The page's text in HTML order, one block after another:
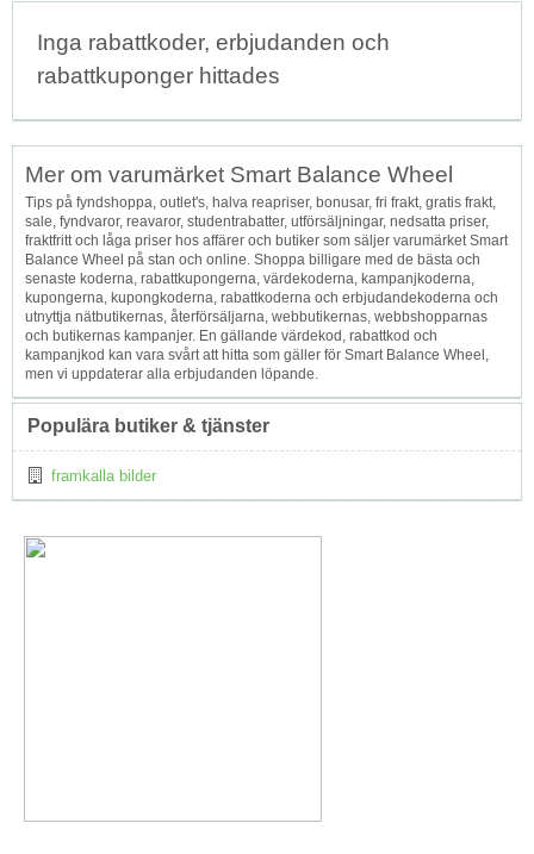
Inga rabattkoder, erbjudanden och
rabattkuponger hittades
Mer om varumärket Smart Balance Wheel
Tips på fyndshoppa, outlet's, halva reapriser, bonusar, fri frakt, gratis frakt,
sale, fyndvaror, reavaror, studentrabatter, utförsäljningar, nedsatta priser,
fraktfritt och låga priser hos affärer och butiker som säljer varumärket Smart
Balance Wheel på stan och online. Shoppa billigare med de bästa och
senaste koderna, rabattkupongerna, värdekoderna, kampanjkoderna,
kupongerna, kupongkoderna, rabattkoderna och erbjudandekoderna och
utnyttja nätbutikernas, återförsäljarna, webbutikernas, webbshopparnas
och butikernas kampanjer. En gällande värdekod, rabattkod och
kampanjkod kan vara svårt att hitta som gäller för Smart Balance Wheel,
men vi uppdaterar alla erbjudanden löpande.
Populära butiker & tjänster
framkalla bilder